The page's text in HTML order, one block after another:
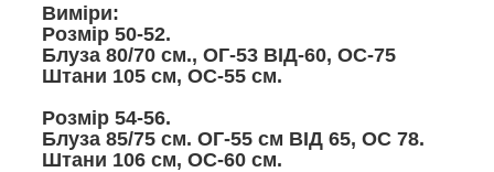
Виміри:
Розмір 50-52.
Блуза 80/70 см., ОГ-53 ВІД-60, ОС-75
Штани 105 см, ОС-55 см.
Розмір 54-56.
Блуза 85/75 см. ОГ-55 см ВІД 65, ОС 78.
Штани 106 см, ОС-60 см.